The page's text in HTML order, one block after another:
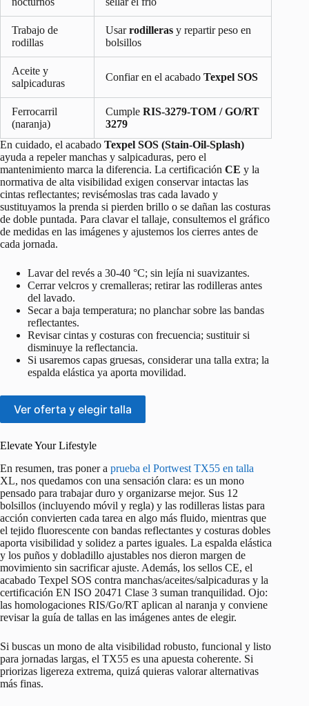
Trabajo de
rodillas
Usarrodilleras y repartir peso en
bolsillos
Aceite y
salpicaduras
Confiar en el acabado Texpel SOS
Ferrocarril
(naranja)
Cumple RIS-3279-TOM / GO/RT
3279
En cuidado, el acabado Texpel SOS (Stain-Oil-Splash)
ayuda a repeler manchas y salpicaduras, pero el
mantenimiento marca la diferencia. La certificación CE y la
normativa de alta visibilidad exigen conservar intactas las
cintas reflectantes; revisémoslas tras cada lavado y
sustituyamos la prenda si pierden brillo o se dañan las costuras
de doble puntada. Para clavar el tallaje, consultemos el gráfico
de medidas en las imágenes y ajustemos los cierres antes de
cada jornada.
Lavar del revés a 30-40 °C; sin lejía ni suavizantes.
Cerrar velcros y cremalleras; retirar las rodilleras antes
del lavado.
Secar a baja temperatura; no planchar sobre las bandas
reflectantes.
Revisar cintas y costuras con frecuencia; sustituir si
disminuye la reflectancia.
Si usaremos capas gruesas, considerar una talla extra; la
espalda elástica ya aporta movilidad.
Ver oferta y elegir talla
Elevate Your Lifestyle
En resumen, tras poner a prueba el Portwest TX55 en talla
XL, nos quedamos con una sensación clara: es un mono
pensado para trabajar duro y organizarse mejor. Sus 12
bolsillos (incluyendo móvil y regla) y las rodilleras listas para
acción convierten cada tarea en algo más fluido, mientras que
el tejido fluorescente con bandas reflectantes y costuras dobles
aporta visibilidad y solidez a partes iguales. La espalda elástica
y los puños y dobladillo ajustables nos dieron margen de
movimiento sin sacrificar ajuste. Además, los sellos CE, el
acabado Texpel SOS contra manchas/aceites/salpicaduras y la
certificación EN ISO 20471 Clase 3 suman tranquilidad. Ojo:
las homologaciones RIS/Go/RT aplican al naranja y conviene
revisar la guía de tallas en las imágenes antes de elegir.
Si buscas un mono de alta visibilidad robusto, funcional y listo
para jornadas largas, el TX55 es una apuesta coherente. Si
priorizas ligereza extrema, quizá quieras valorar alternativas
más finas.